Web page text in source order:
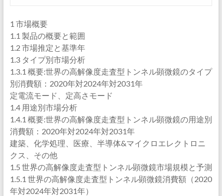
1 市場概要
1.1 製品の概要と範囲
1.2 市場推定と基準年
1.3 タイプ別市場分析
1.3.1 概要:世界の高解像度走査型トンネル顕微鏡のタイプ
別消費額：2020年対2024年対2031年
定電流モード、定高さモード
1.4 用途別市場分析
1.4.1 概要:世界の高解像度走査型トンネル顕微鏡の用途別
消費額：2020年対2024年対2031年
建築、化学処理、医療、半導体&マイクロエレクトロニ
クス、その他
1.5 世界の高解像度走査型トンネル顕微鏡市場規模と予測
1.5.1 世界の高解像度走査型トンネル顕微鏡消費額（2020
年対2024年対2031年）